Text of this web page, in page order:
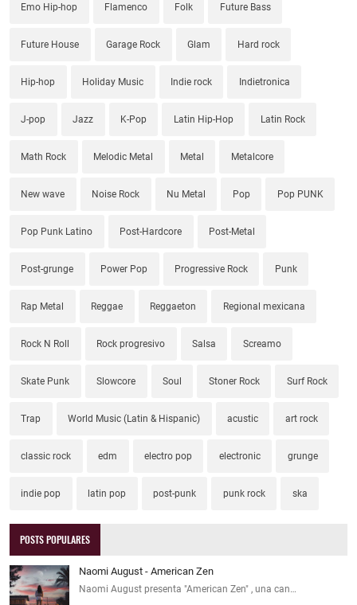
Emo Hip-hop Flamenco Folk Future Bass
Future House Garage Rock Glam Hard rock
Hip-hop Holiday Music Indie rock Indietronica
J-pop Jazz K-Pop Latin Hip-Hop Latin Rock
Math Rock Melodic Metal Metal Metalcore
New wave Noise Rock Nu Metal Pop Pop PUNK
Pop Punk Latino Post-Hardcore Post-Metal
Post-grunge Power Pop Progressive Rock Punk
Rap Metal Reggae Reggaeton Regional mexicana
Rock N Roll Rock progresivo Salsa Screamo
Skate Punk Slowcore Soul Stoner Rock Surf Rock
Trap World Music (Latin & Hispanic) acustic art rock
classic rock edm electro pop electronic grunge
indie pop latin pop post-punk punk rock ska
POSTS POPULARES
Naomi August - American Zen
Naomi August presenta "American Zen" , una can…